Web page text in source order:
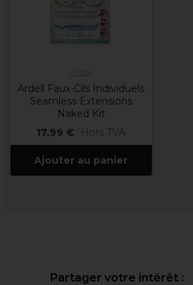
Ardell Faux-Cils Individuels
Seamless Extensions
Naked Kit
17,99 €
Hors TVA
Ajouter au panier
Partager votre intérêt :